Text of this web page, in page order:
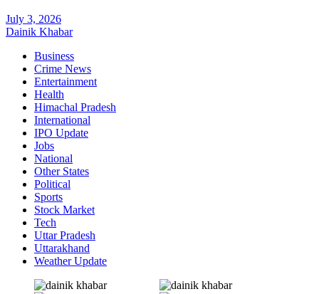
July 3, 2026
Dainik Khabar
Business
Crime News
Entertainment
Health
Himachal Pradesh
International
IPO Update
Jobs
National
Other States
Political
Sports
Stock Market
Tech
Uttar Pradesh
Uttarakhand
Weather Update